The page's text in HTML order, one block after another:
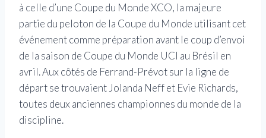
à celle d’une Coupe du Monde XCO, la majeure
partie du peloton de la Coupe du Monde utilisant cet
événement comme préparation avant le coup d’envoi
de la saison de Coupe du Monde UCI au Brésil en
avril. Aux côtés de Ferrand-Prévot sur la ligne de
départ se trouvaient Jolanda Neff et Evie Richards,
toutes deux anciennes championnes du monde de la
discipline.